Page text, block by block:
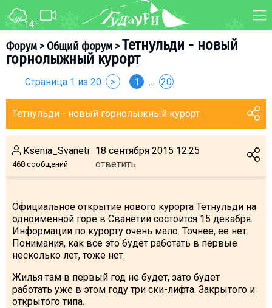
14°C
Форум>Общий форум>Тетнульди - новый
горнолыжный курорт
Страница 1 из 20 > 1 ... 20
Тетнульди - новый горнолыжный курорт
Ksenia_Svaneti
468 сообщений
18 сентября 2015 12:25
ответить
Официальное открытие нового курорта Тетнульди на
одноименной горе в Сванетии состоится 15 декабря.
Информации по курорту очень мало. Точнее, ее нет.
Понимания, как все это будет работать в первые
несколько лет, тоже нет.
Жилья там в первый год не будет, зато будет
работать уже в этом году три ски-лифта. Закрытого и
открытого типа.
ФОРУМ КАРТА
ТРАНСФЕР
О курорте
Схема трасс
Инструкторы
Ски-сервис
Календарь событий
Телеграм-канал